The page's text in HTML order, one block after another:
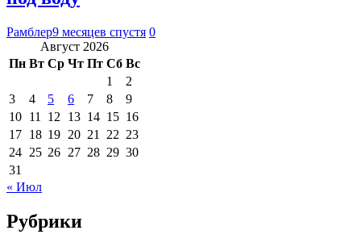
Рамблер9 месяцев спустя 0
Август 2026
Пн Вт Ср Чт Пт Сб Вс
1
2
3
4 5 6 7 8
9
10 11 12 13 14 15 16
17 18 19 20 21 22 23
24 25 26 27 28 29 30
31
« Июл
Рубрики